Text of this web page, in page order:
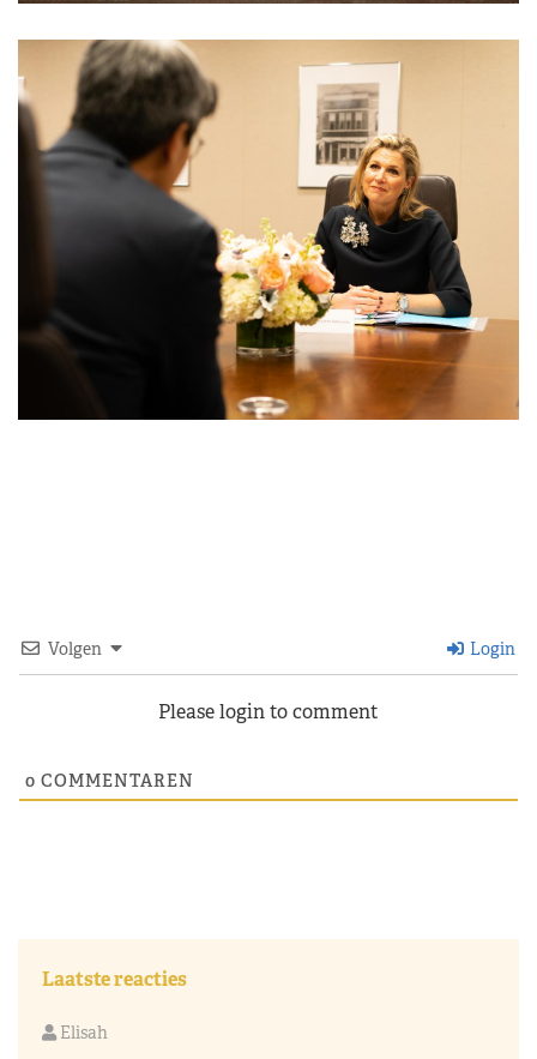
Volgen Login
Please login to comment
0 COMMENTAREN
Laatste reacties
Elisah